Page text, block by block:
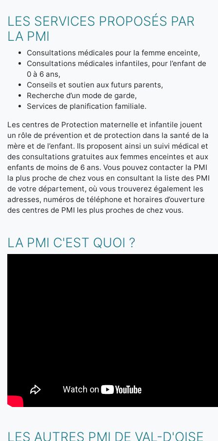
LES SERVICES PROPOSÉS PAR
LA PMI
Consultations médicales pour la femme enceinte,
Consultations médicales infantiles, pour l’enfant de
0 à 6 ans,
Conseils et soutien aux futurs parents,
Recherche d’un mode de garde,
Services de planification familiale.
Les centres de Protection maternelle et infantile jouent
un rôle de prévention et de protection dans la santé de la
mère et de l’enfant. Ils proposent ainsi un suivi médical et
des consultations gratuites aux femmes enceintes et aux
enfants de moins de 6 ans. Vous pouvez contacter la PMI
la plus proche de chez vous en consultant la liste des PMI
de votre département, où vous trouverez également les
adresses, numéros de téléphone et horaires d’ouverture
des centres de PMI les plus proches de chez vous.
LA PMI C'EST QUOI ?
LES AUTRES PMI DE VAL-D'OISE